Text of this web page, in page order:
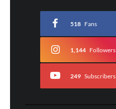
518 Fans
1,144 Followers
249 Subscribers